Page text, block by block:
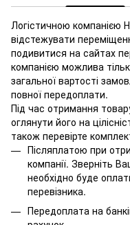
Логістичною компанією
відстежувати
подивитися на сайтах
компанією можлива
загальної вартості
повної передоплати.
Під час отримання
оглянути його на
також перевірте
Післяплатою при
компанії. Зверніть
необхідно буде
перевізника.
Передоплата на